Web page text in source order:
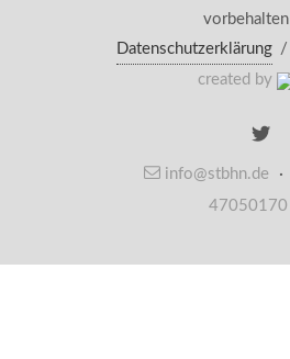
vorbehalten
Datenschutzerklärung /
created by
info@stbhn.de ·
47050170